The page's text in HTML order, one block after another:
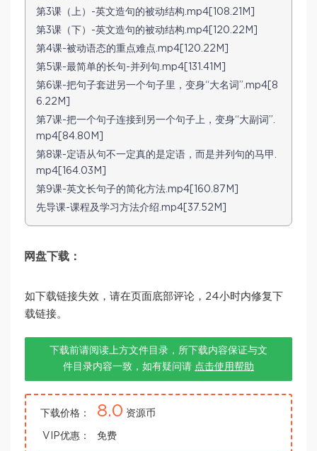
第3课（上）-英文造句的被动结构.mp4[108.21M]
第3课（下）-英文造句的被动结构.mp4[120.22M]
第4课-被动语态的重点难点.mp4[120.22M]
第5课-最简单的长句-并列句.mp4[131.41M]
第6课-把句子套进另一个句子里，变身“大名词”.mp4[8
6.22M]
第7课-把一个句子连接到另一个句子上，变身“大副词”.
mp4[84.80M]
第8课-定语从句不一定真的是定语，而是并列句的马甲.
mp4[164.03M]
第9课-英文长句子的简化方法.mp4[160.87M]
先导课-课程及学习方法介绍.mp4[37.52M]
网盘下载：
如下载链接失效，请在页面底部评论，24小时内修复下
载链接。
下载前请阅读上方文件目录，所下载内容保证与文
件目录内容一致，如有疑问请 点击使用帮助
下载价格： 8.0 资源币
VIP优惠： 免费